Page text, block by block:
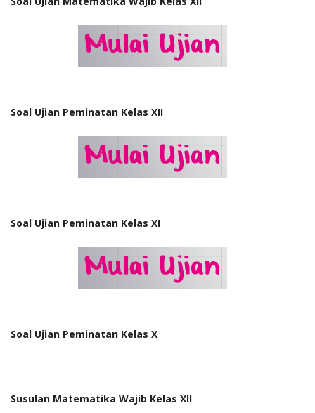
Soal Ujian Peminatan Kelas XII
Soal Ujian Peminatan Kelas XI
Soal Ujian Peminatan Kelas X
Susulan Matematika Wajib Kelas XII